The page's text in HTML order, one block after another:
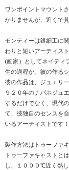
ワンポイントマウント
かりませんが、近くで
モンティーは銀細工に
わりと短いアーティス
(画家）としてネイティ
生の過程が、彼の作る
彼の作品は、ジュエリ
９２０年のナバホジュ
するだけでなく、現代
て、彼独自のセンスを
いるアーティストです！
製作方法はトゥーファ
トゥーファキャストと
し、１０００℃近く熱